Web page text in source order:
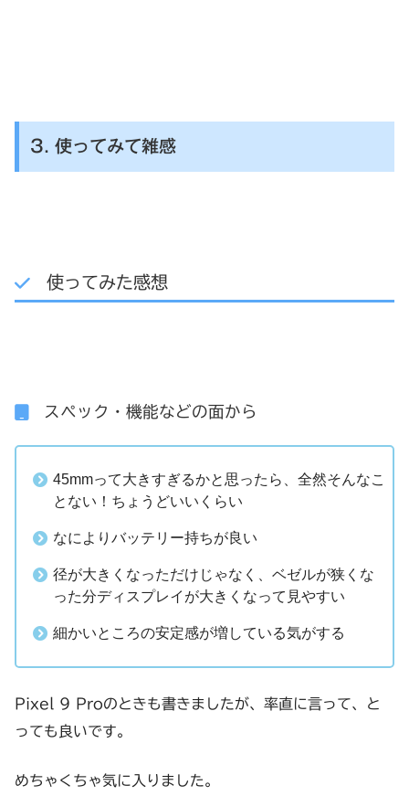
3. 使ってみて雑感
使ってみた感想
スペック・機能などの面から
45mmって大きすぎるかと思ったら、全然そんなこ
とない！ちょうどいいくらい
なによりバッテリー持ちが良い
径が大きくなっただけじゃなく、ベゼルが狭くな
った分ディスプレイが大きくなって見やすい
細かいところの安定感が増している気がする
Pixel 9 Proのときも書きましたが、率直に言って、と
っても良いです。
めちゃくちゃ気に入りました。